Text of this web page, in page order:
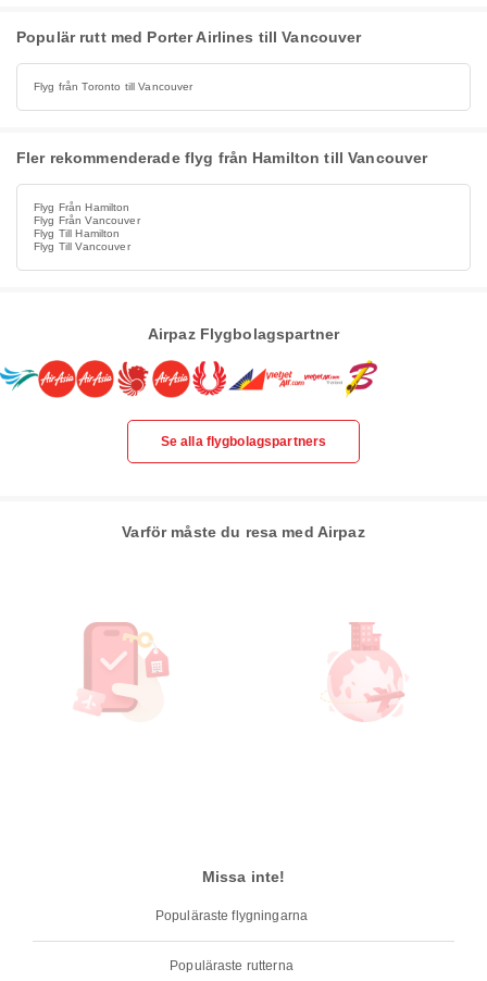
Populär rutt med Porter Airlines till Vancouver
Flyg från Toronto till Vancouver
Fler rekommenderade flyg från Hamilton till Vancouver
Flyg Från Hamilton
Flyg Från Vancouver
Flyg Till Hamilton
Flyg Till Vancouver
Airpaz Flygbolagspartner
Se alla flygbolagspartners
Varför måste du resa med Airpaz
Missa inte!
Populäraste flygningarna
Populäraste rutterna